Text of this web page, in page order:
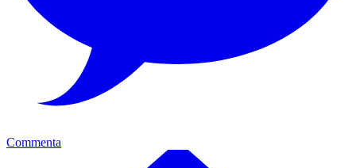
Commenta